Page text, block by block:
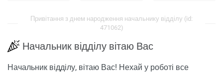
Привітання з днем ​​народження начальнику відділу (id:
471062)
Начальник відділу вітаю Вас
Начальник відділу, вітаю Вас! Нехай у роботі все